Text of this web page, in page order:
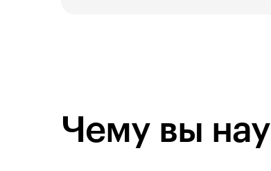
Чему вы